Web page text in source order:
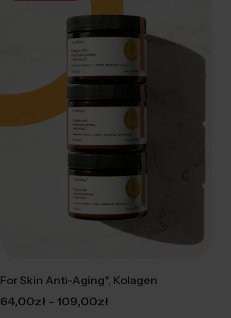
For Skin Anti-Aging°, Kolagen
64,00zł – 109,00zł